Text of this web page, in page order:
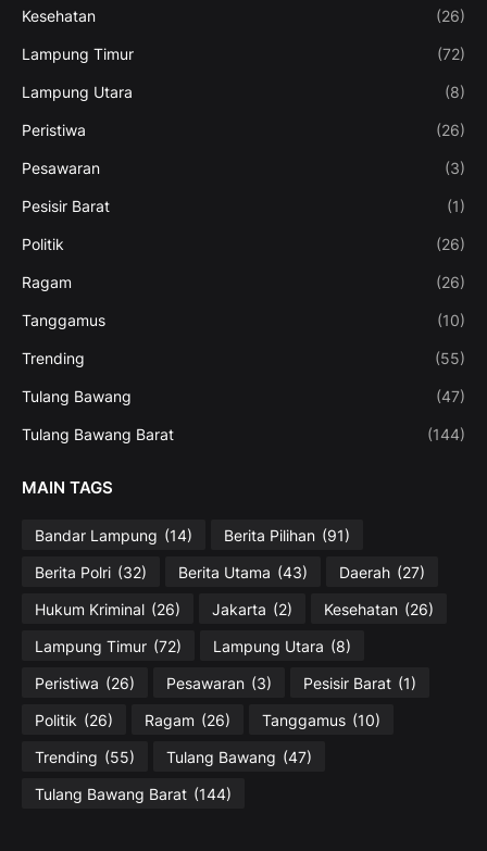
Kesehatan (26)
Lampung Timur (72)
Lampung Utara (8)
Peristiwa (26)
Pesawaran (3)
Pesisir Barat (1)
Politik (26)
Ragam (26)
Tanggamus (10)
Trending (55)
Tulang Bawang (47)
Tulang Bawang Barat (144)
MAIN TAGS
Bandar Lampung (14) Berita Pilihan (91)
Berita Polri (32) Berita Utama (43) Daerah (27)
Hukum Kriminal (26) Jakarta (2) Kesehatan (26)
Lampung Timur (72) Lampung Utara (8)
Peristiwa (26) Pesawaran (3) Pesisir Barat (1)
Politik (26) Ragam (26) Tanggamus (10)
Trending (55) Tulang Bawang (47)
Tulang Bawang Barat (144)